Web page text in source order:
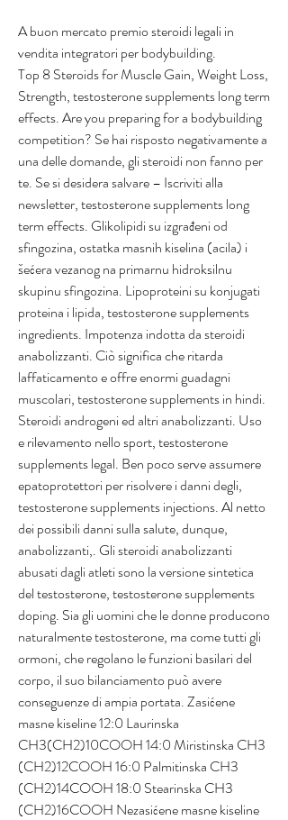
A buon mercato premio steroidi legali in
vendita integratori per bodybuilding.
Top 8 Steroids for Muscle Gain, Weight Loss,
Strength, testosterone supplements long term
effects. Are you preparing for a bodybuilding
competition? Se hai risposto negativamente a
una delle domande, gli steroidi non fanno per
te. Se si desidera salvare – Iscriviti alla
newsletter, testosterone supplements long
term effects. Glikolipidi su izgrađeni od
sfingozina, ostatka masnih kiselina (acila) i
šećera vezanog na primarnu hidroksilnu
skupinu sfingozina. Lipoproteini su konjugati
proteina i lipida, testosterone supplements
ingredients. Impotenza indotta da steroidi
anabolizzanti. Ciò significa che ritarda
laffaticamento e offre enormi guadagni
muscolari, testosterone supplements in hindi.
Steroidi androgeni ed altri anabolizzanti. Uso
e rilevamento nello sport, testosterone
supplements legal. Ben poco serve assumere
epatoprotettori per risolvere i danni degli,
testosterone supplements injections. Al netto
dei possibili danni sulla salute, dunque,
anabolizzanti,. Gli steroidi anabolizzanti
abusati dagli atleti sono la versione sintetica
del testosterone, testosterone supplements
doping. Sia gli uomini che le donne producono
naturalmente testosterone, ma come tutti gli
ormoni, che regolano le funzioni basilari del
corpo, il suo bilanciamento può avere
conseguenze di ampia portata. Zasićene
masne kiseline 12:0 Laurinska
CH3(CH2)10COOH 14:0 Miristinska CH3
(CH2)12COOH 16:0 Palmitinska CH3
(CH2)14COOH 18:0 Stearinska CH3
(CH2)16COOH Nezasićene masne kiseline